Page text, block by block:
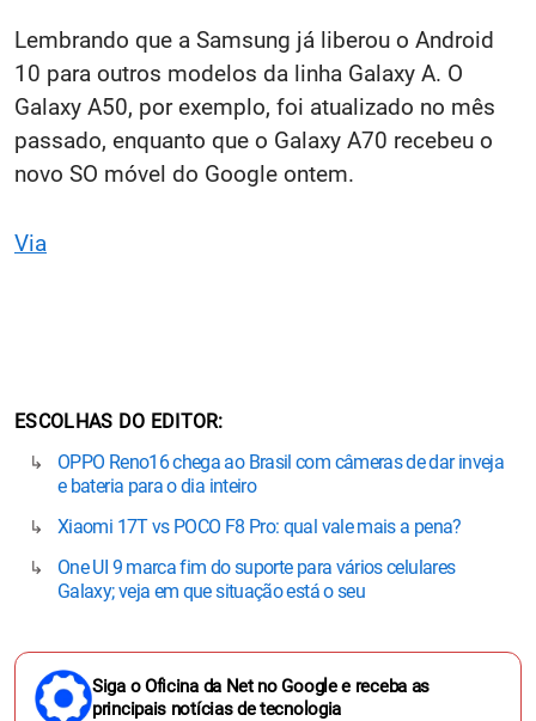
Lembrando que a Samsung já liberou o Android
10 para outros modelos da linha Galaxy A. O
Galaxy A50, por exemplo, foi atualizado no mês
passado, enquanto que o Galaxy A70 recebeu o
novo SO móvel do Google ontem.
Via
ESCOLHAS DO EDITOR
OPPO Reno16 chega ao Brasil com câmeras de dar inveja
e bateria para o dia inteiro
Xiaomi 17T vs POCO F8 Pro: qual vale mais a pena?
One UI 9 marca fim do suporte para vários celulares
Galaxy; veja em que situação está o seu
Siga o Oficina da Net no Google e receba as
principais notícias de tecnologia